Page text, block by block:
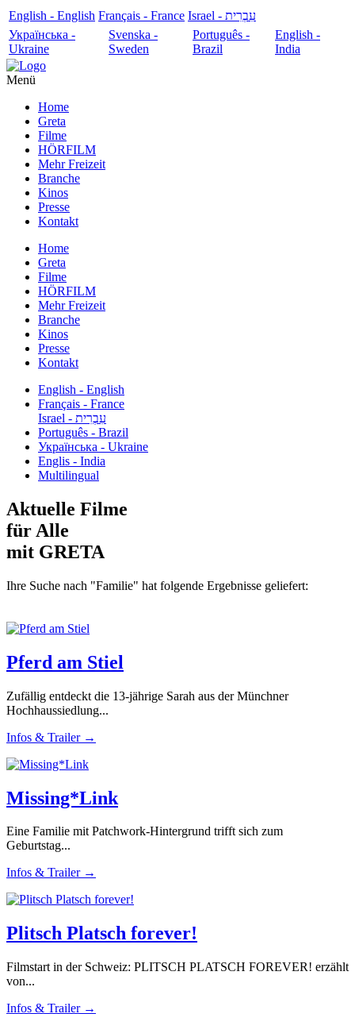
English - English Français - France
עִבְרִית - Israel
Українська -
Ukraine
Svenska -
Sweden
Português -
Brazil
English -
India
Menü
Home
Greta
Filme
HÖRFILM
Mehr Freizeit
Branche
Kinos
Presse
Kontakt
Home
Greta
Filme
HÖRFILM
Mehr Freizeit
Branche
Kinos
Presse
Kontakt
English - English
Français - France
עִבְרִית - Israel
Português - Brazil
Українська - Ukraine
Englis - India
Multilingual
Aktuelle Filme
für Alle
mit GRETA
Ihre Suche nach "Familie" hat folgende Ergebnisse geliefert:
Pferd am Stiel
Zufällig entdeckt die 13-jährige Sarah aus der Münchner
Hochhaussiedlung...
Infos & Trailer →
Missing*Link
Eine Familie mit Patchwork-Hintergrund trifft sich zum
Geburtstag...
Infos & Trailer →
Plitsch Platsch forever!
Filmstart in der Schweiz: PLITSCH PLATSCH FOREVER! erzählt
von...
Infos & Trailer →